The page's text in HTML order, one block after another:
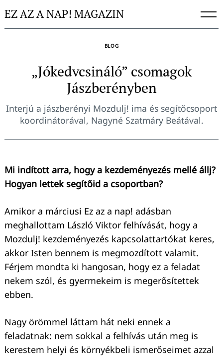
toEZ AZ A NAP! MAGAZIN
BLOG
„Jókedvcsináló” csomagok
Jászberényben
Interjú a jászberényi Mozdulj! ima és segítőcsoport
koordinátorával, Nagyné Szatmáry Beátával.
Mi indított arra, hogy a kezdeményezés mellé állj?
Hogyan lettek segítőid a csoportban?
Amikor a márciusi Ez az a nap! adásban
meghallottam László Viktor felhívását, hogy a
Mozdulj! kezdeményezés kapcsolattartókat keres,
akkor Isten bennem is megmozdított valamit.
Férjem mondta ki hangosan, hogy ez a feladat
nekem szól, és gyermekeim is megerősítettek
ebben.
Nagy örömmel láttam hát neki ennek a
feladatnak: nem sokkal a felhívás után meg is
kerestem helyi és környékbeli ismerőseimet azzal